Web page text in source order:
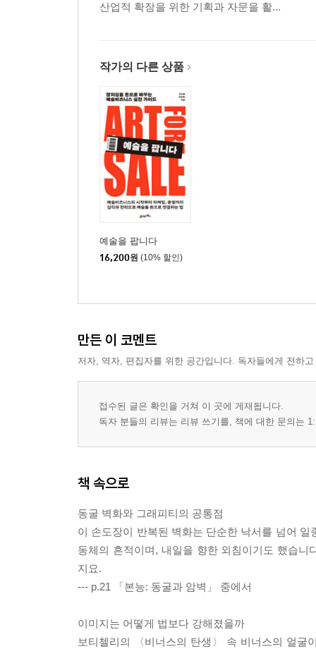
산업적 확장을 위한 기획과 자문을 활...
작가의 다른 상품
예술을 팝니다
16,200원 (10% 할인)
만든 이 코멘트
저자, 역자, 편집자를 위한 공간입니다. 독자들에게 전하
접수된 글은 확인을 거쳐 이 곳에 게재됩니다.
독자 분들의 리뷰는 리뷰 쓰기를, 책에 대한 문의는
책 속으로
동굴 벽화와 그래피티의 공통점
이 손도장이 반복된 벽화는 단순한 낙서를 넘어
동체의 흔적이며, 내일을 향한 외침이기도 했습
지요.
--- p.21 「본능: 동굴과 암벽」 중에서
이미지는 어떻게 법보다 강해졌을까
보티첼리의 〈비너스의 탄생〉 속 비너스의 얼굴